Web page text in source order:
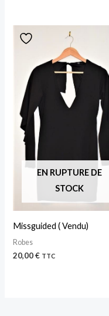
EN RUPTURE DE
STOCK
Missguided ( Vendu)
Robes
20,00€ TTC